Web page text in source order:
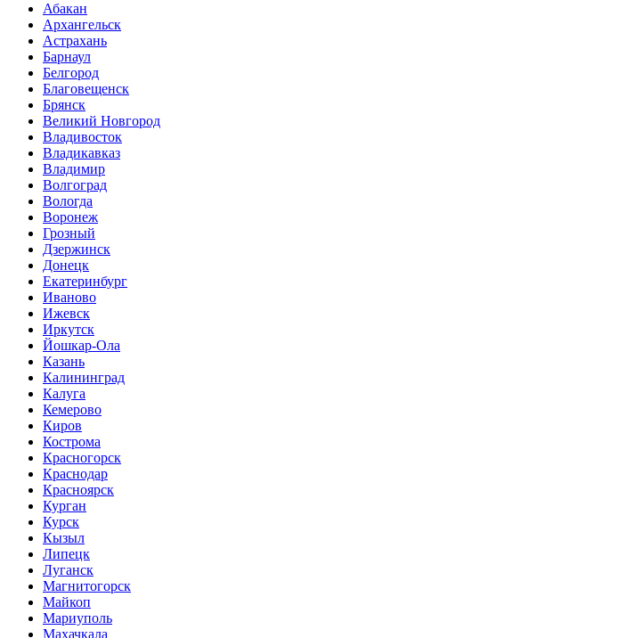
Абакан
Архангельск
Астрахань
Барнаул
Белгород
Благовещенск
Брянск
Великий Новгород
Владивосток
Владикавказ
Владимир
Волгоград
Вологда
Воронеж
Грозный
Дзержинск
Донецк
Екатеринбург
Иваново
Ижевск
Иркутск
Йошкар-Ола
Казань
Калининград
Калуга
Кемерово
Киров
Кострома
Красногорск
Краснодар
Красноярск
Курган
Курск
Кызыл
Липецк
Луганск
Магнитогорск
Майкоп
Мариуполь
Махачкала